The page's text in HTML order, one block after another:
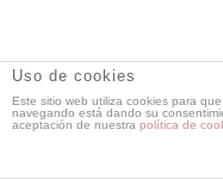
Uso de cookies
Este sitio web utiliza cookies para
navegando está dando su
aceptación de nuestra política de